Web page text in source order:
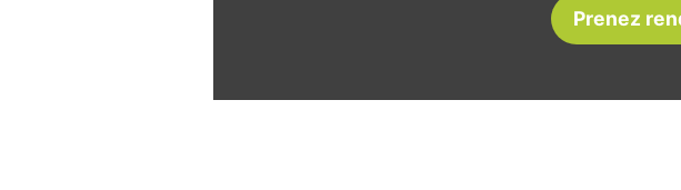
Prenez